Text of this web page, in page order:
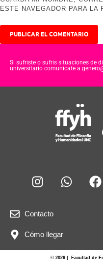
ESTE NAVEGADOR PARA LA
Si sufriste o sufris situaciones de
universitario comunicate a
Contacto
Cómo llegar
© 2026 | Facultad de